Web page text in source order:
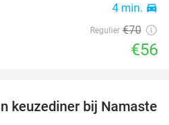
4 min. directions_car
Regulier €70
€56
29%
keuzediner bij Namaste